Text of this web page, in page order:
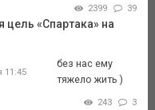
2399 39
цель «Спартака» на
11:45
без нас ему
тяжело жить )
243 3